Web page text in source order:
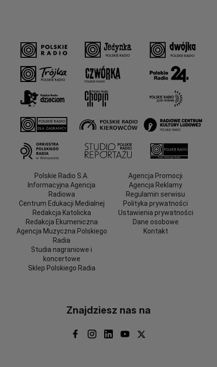
Polskie Radio S.A.
Informacyjna Agencja
Radiowa
Centrum Edukacji Medialnej
Redakcja Katolicka
Redakcja Ekumeniczna
Agencja Muzyczna Polskiego
Radia
Studia nagraniowe i
koncertowe
Sklep Polskiego Radia
Agencja Promocji
Agencja Reklamy
Regulamin serwisu
Polityka prywatności
Ustawienia prywatności
Dane osobowe
Kontakt
Znajdziesz nas na